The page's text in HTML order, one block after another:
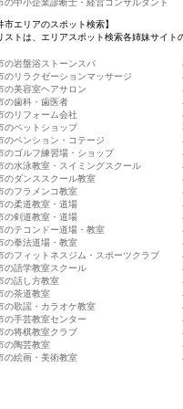
の中小企業診断士・経営コンサルタント
市エリアのスポット検索】
ストは、エリアスポット検索各姉妹サイト
の岩盤浴ストーンスパ
のリラクゼーションマッサージ
の美容室ヘアサロン
の歯科・歯医者
のリフォーム会社
のペットショップ
のペンション・コテージ
のゴルフ練習場・ショップ
の水泳教室・スイミングスクール
のダンススクール教室
のフラメンコ教室
の柔道教室・道場
の剣道教室・道場
のテコンドー道場・教室
の拳法道場・教室
のフィットネスジム・スポーツクラブ
の語学教室スクール
の話し方教室
の茶道教室
の歌謡・カラオケ教室
の手芸教室センター
の将棋教室クラブ
の陶芸教室
の絵画・美術教室